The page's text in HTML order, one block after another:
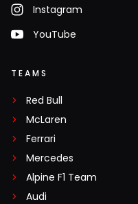
Instagram
YouTube
TEAMS
Red Bull
McLaren
Ferrari
Mercedes
Alpine F1 Team
Audi